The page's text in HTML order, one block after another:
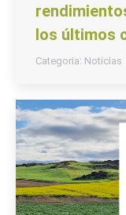
los últimos
Categoria: Noticias